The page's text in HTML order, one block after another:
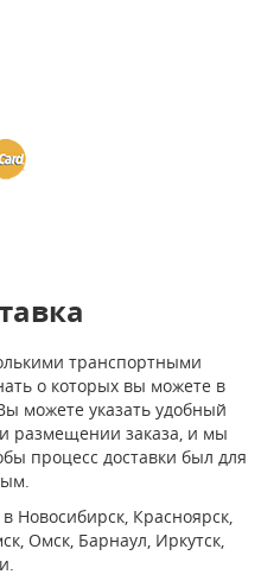
транспортными
о которых вы можете в
можете указать удобный
размещении заказа, и мы
процесс доставки был для
Новосибирск, Красноярск,
Омск, Барнаул, Иркутск,